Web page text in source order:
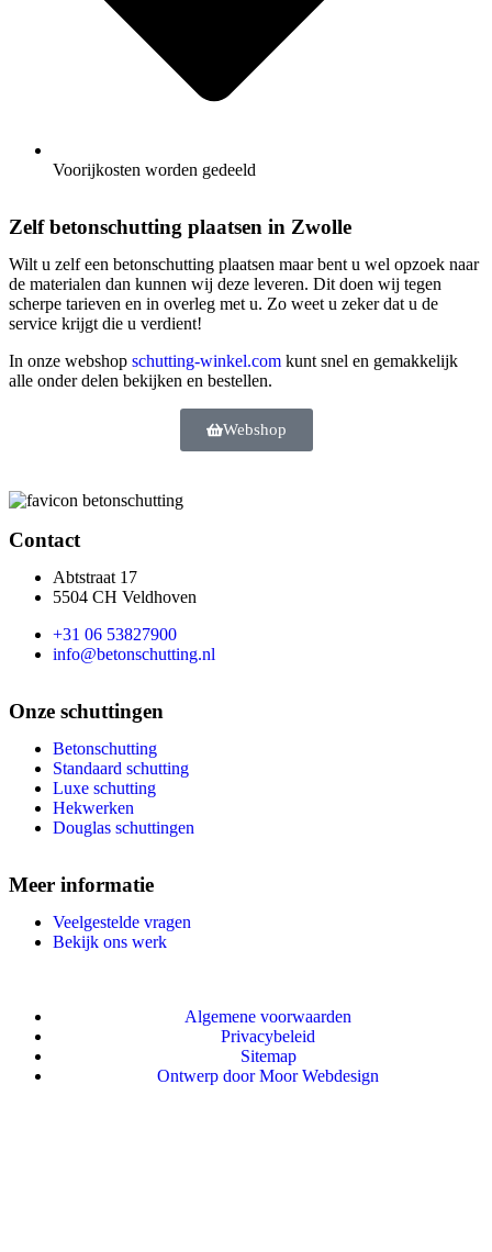
Voorijkosten worden gedeeld
Zelf betonschutting plaatsen in Zwolle
Wilt u zelf een betonschutting plaatsen maar bent u wel opzoek naar
de materialen dan kunnen wij deze leveren. Dit doen wij tegen
scherpe tarieven en in overleg met u. Zo weet u zeker dat u de
service krijgt die u verdient!
In onze webshop schutting-winkel.com kunt snel en gemakkelijk
alle onder delen bekijken en bestellen.
Webshop
Contact
Abtstraat 17
5504 CH Veldhoven
+31 06 53827900
info@betonschutting.nl
Onze schuttingen
Betonschutting
Standaard schutting
Luxe schutting
Hekwerken
Douglas schuttingen
Meer informatie
Veelgestelde vragen
Bekijk ons werk
Algemene voorwaarden
Privacybeleid
Sitemap
Ontwerp door Moor Webdesign